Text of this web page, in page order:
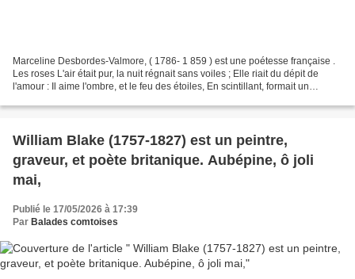
Marceline Desbordes-Valmore, ( 1786- 1 859 ) est une poétesse française .
Les roses L'air était pur, la nuit régnait sans voiles ; Elle riait du dépit de
l'amour : Il aime l'ombre, et le feu des étoiles, En scintillant, formait un
William Blake (1757-1827) est un peintre,
graveur, et poète britanique. Aubépine, ô joli
mai,
Publié le 17/05/2026 à 17:39
Par Balades comtoises